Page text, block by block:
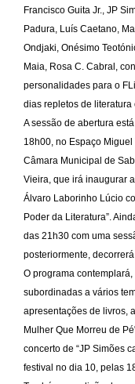
Francisco Guita Jr., JP
Padura, Luís Caetano,
Ondjaki, Onésimo
Maia, Rosa C. Cabral,
personalidades para o
dias repletos de literatura
A sessão de abertura
18h00, no Espaço
Câmara Municipal de
Vieira, que irá inaugurar
Álvaro Laborinho Lúcio
Poder da Literatura”.
das 21h30 com uma
posteriormente,
O programa
subordinadas a vários
apresentações de livros,
Mulher Que Morreu de
concerto de “JP Simões
festival no dia 10, pelas